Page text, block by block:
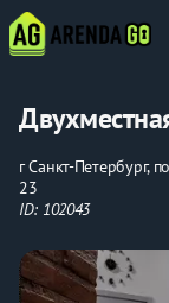
г Санкт-Петербург,
23
ID: 102043